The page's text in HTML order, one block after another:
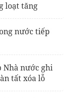
loạt tăng
nước tiếp
nước ghi
tất xóa lỗ